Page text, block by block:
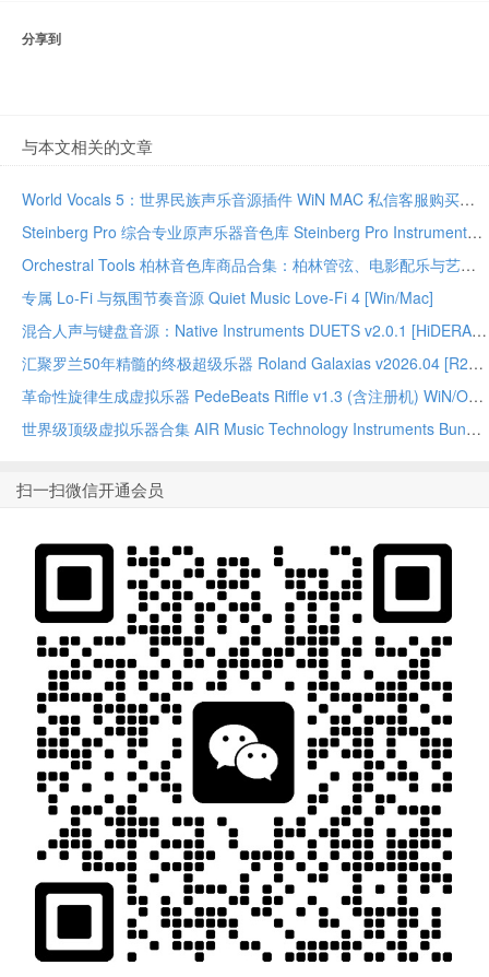
分享到
与本文相关的文章
World Vocals 5：世界民族声乐音源插件 WiN MAC 私信客服购买，49元永久激活
Steinberg Pro 综合专业原声乐器音色库 Steinberg Pro Instruments Bundle 2 [VSTSOUND]（30.95GB）
Orchestral Tools 柏林音色库商品合集：柏林管弦、电影配乐与艺术家系列
专属 Lo-Fi 与氛围节奏音源 Quiet Music Love-Fi 4 [Win/Mac]
混合人声与键盘音源：Native Instruments DUETS v2.0.1 [HiDERA]
汇聚罗兰50年精髓的终极超级乐器 Roland Galaxias v2026.04 [R2R]
革命性旋律生成虚拟乐器 PedeBeats Riffle v1.3 (含注册机) WiN/OSX
世界级顶级虚拟乐器合集 AIR Music Technology Instruments Bundle 2025-WiN
扫一扫微信开通会员